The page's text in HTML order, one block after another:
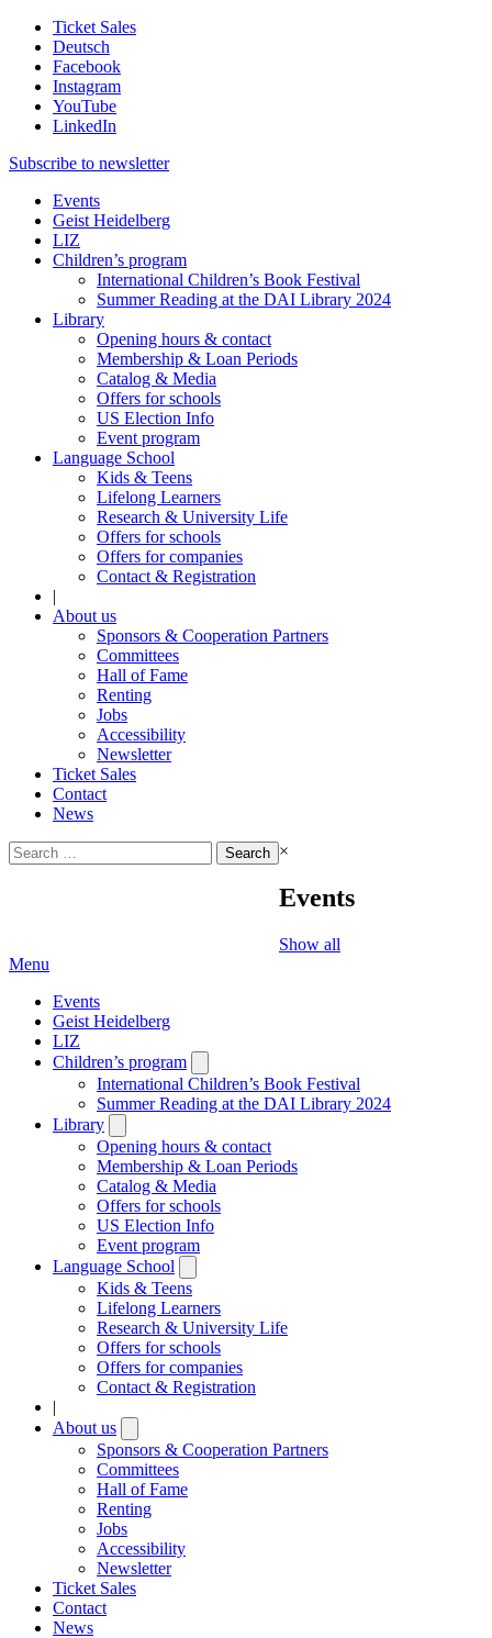
Ticket Sales
Deutsch
Facebook
Instagram
YouTube
LinkedIn
Subscribe to newsletter
Events
Geist Heidelberg
LIZ
Children’s program
International Children’s Book Festival
Summer Reading at the DAI Library 2024
Library
Opening hours & contact
Membership & Loan Periods
Catalog & Media
Offers for schools
US Election Info
Event program
Language School
Kids & Teens
Lifelong Learners
Research & University Life
Offers for schools
Offers for companies
Contact & Registration
|
About us
Sponsors & Cooperation Partners
Committees
Hall of Fame
Renting
Jobs
Accessibility
Newsletter
Ticket Sales
Contact
News
Search
for:
×
Events
Show all
Menu
Events
Geist Heidelberg
LIZ
Children’s program
submenu
International Children’s Book Festival
Summer Reading at the DAI Library 2024
Library
submenu
Opening hours & contact
Membership & Loan Periods
Catalog & Media
Offers for schools
US Election Info
Event program
Language School
submenu
Kids & Teens
Lifelong Learners
Research & University Life
Offers for schools
Offers for companies
Contact & Registration
|
About us
submenu
Sponsors & Cooperation Partners
Committees
Hall of Fame
Renting
Jobs
Accessibility
Newsletter
Ticket Sales
Contact
News